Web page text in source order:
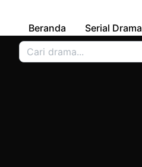
Beranda Serial Drama